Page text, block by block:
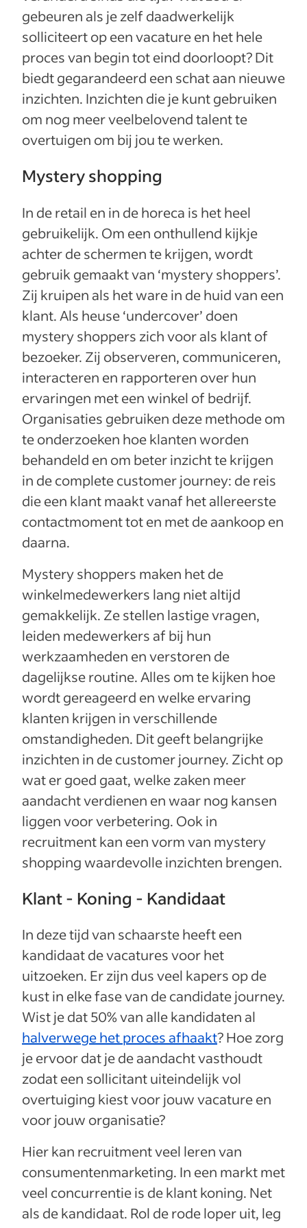
gebeuren als je zelf daadwerkelijk
solliciteert op een vacature en het hele
proces van begin tot eind doorloopt? Dit
biedt gegarandeerd een schat aan nieuwe
inzichten. Inzichten die je kunt gebruiken
om nog meer veelbelovend talent te
overtuigen om bij jou te werken.
Mystery shopping
In de retail en in de horeca is het heel
gebruikelijk. Om een onthullend kijkje
achter de schermen te krijgen, wordt
gebruik gemaakt van ‘mystery shoppers’.
Zij kruipen als het ware in de huid van een
klant. Als heuse ‘undercover’ doen
mystery shoppers zich voor als klant of
bezoeker. Zij observeren, communiceren,
interacteren en rapporteren over hun
ervaringen met een winkel of bedrijf.
Organisaties gebruiken deze methode om
te onderzoeken hoe klanten worden
behandeld en om beter inzicht te krijgen
in de complete customer journey: de reis
die een klant maakt vanaf het allereerste
contactmoment tot en met de aankoop en
daarna.
Mystery shoppers maken het de
winkelmedewerkers lang niet altijd
gemakkelijk. Ze stellen lastige vragen,
leiden medewerkers af bij hun
werkzaamheden en verstoren de
dagelijkse routine. Alles om te kijken hoe
wordt gereageerd en welke ervaring
klanten krijgen in verschillende
omstandigheden. Dit geeft belangrijke
inzichten in de customer journey. Zicht op
wat er goed gaat, welke zaken meer
aandacht verdienen en waar nog kansen
liggen voor verbetering. Ook in
recruitment kan een vorm van mystery
shopping waardevolle inzichten brengen.
Klant - Koning - Kandidaat
In deze tijd van schaarste heeft een
kandidaat de vacatures voor het
uitzoeken. Er zijn dus veel kapers op de
kust in elke fase van de candidate journey.
Wist je dat 50% van alle kandidaten al
halverwege het proces afhaakt? Hoe zorg
je ervoor dat je de aandacht vasthoudt
zodat een sollicitant uiteindelijk vol
overtuiging kiest voor jouw vacature en
voor jouw organisatie?
Hier kan recruitment veel leren van
consumentenmarketing. In een markt met
veel concurrentie is de klant koning. Net
als de kandidaat. Rol de rode loper uit, leg